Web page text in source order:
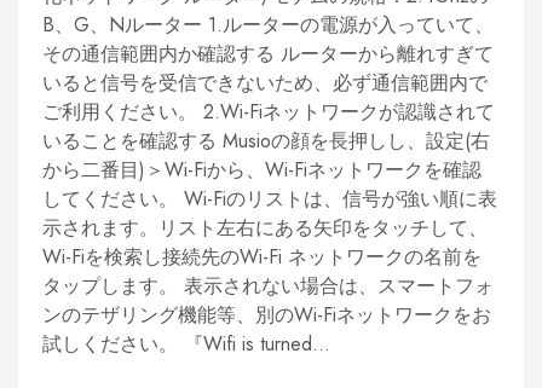
B、G、Nルーター 1.ルーターの電源が入っていて、
その通信範囲内か確認する ルーターから離れすぎて
いると信号を受信できないため、必ず通信範囲内で
ご利用ください。 2.Wi-Fiネットワークが認識されて
いることを確認する Musioの顔を長押しし、設定(右
から二番目)＞Wi-Fiから、Wi-Fiネットワークを確認
してください。 Wi-Fiのリストは、信号が強い順に表
示されます。リスト左右にある矢印をタッチして、
Wi-Fiを検索し接続先のWi-Fi ネットワークの名前を
タップします。 表示されない場合は、スマートフォ
ンのテザリング機能等、別のWi-Fiネットワークをお
試しください。 『Wifi is turned...